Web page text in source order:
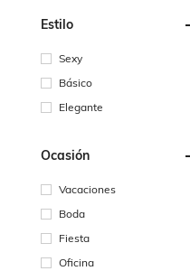
Estilo
Sexy
Básico
Elegante
Ocasión
Vacaciones
Boda
Fiesta
Oficina